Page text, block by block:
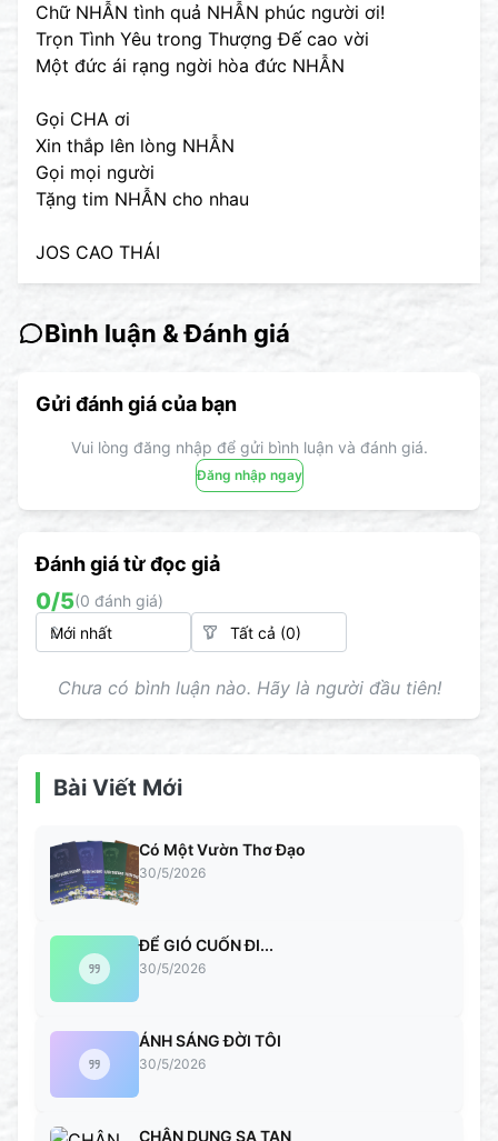
Chữ NHẪN tình quả NHẪN phúc người ơi!
Trọn Tình Yêu trong Thượng Đế cao vời
Một đức ái rạng ngời hòa đức NHẪN
Gọi CHA ơi
Xin thắp lên lòng NHẪN
Gọi mọi người
Tặng tim NHẪN cho nhau
JOS CAO THÁI
Bình luận & Đánh giá
Gửi đánh giá của bạn
Vui lòng đăng nhập để gửi bình luận và đánh giá.
Đăng nhập ngay
Đánh giá từ đọc giả
0/5(0 đánh giá)
Chưa có bình luận nào. Hãy là người đầu tiên!
Bài Viết Mới
Có Một Vườn Thơ Đạo
30/5/2026
ĐỂ GIÓ CUỐN ĐI...
30/5/2026
ÁNH SÁNG ĐỜI TÔI
30/5/2026
CHÂN DUNG SA TAN